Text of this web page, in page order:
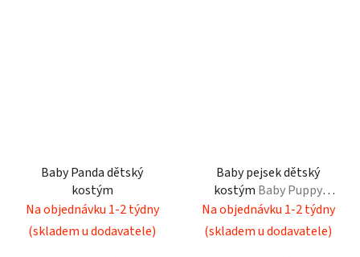
Baby Panda dětský
kostým
Na objednávku 1-2 týdny
(skladem u dodavatele)
Baby pejsek dětský
kostým Baby Puppy
costume
Na objednávku 1-2 týdny
(skladem u dodavatele)